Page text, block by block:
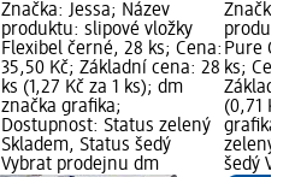
Značka: Jessa; Název
produktu: slipové vložky
Flexibel černé, 28 ks; Cena:
35,50 Kč; Základní cena: 28
ks (1,27 Kč za 1 ks); dm
značka grafika;
Dostupnost: Status zelený
Skladem, Status šedý
Vybrat prodejnu dm
Značka:
Pure
ks;
(0,71 Kč
grafika;
zelený
šedý